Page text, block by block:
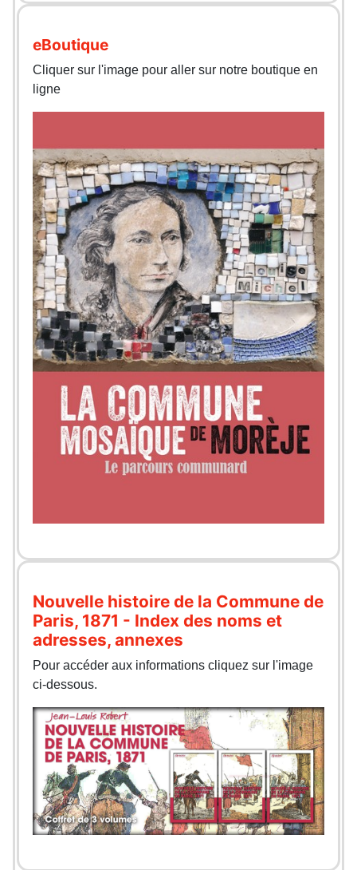
eBoutique
Cliquer sur l'image pour aller sur notre boutique en
ligne
Nouvelle histoire de la Commune de
Paris, 1871 - Index des noms et
adresses, annexes
Pour accéder aux informations cliquez sur l'image
ci-dessous.